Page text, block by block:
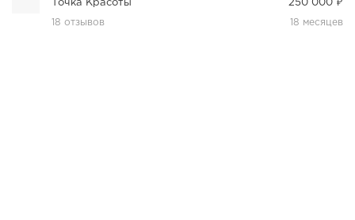
Точка Красоты
18 отзывов
250 000 ₽
18 месяцев